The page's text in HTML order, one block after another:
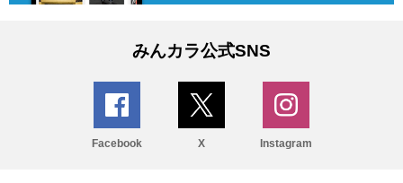
みんカラ公式SNS
Facebook X Instagram